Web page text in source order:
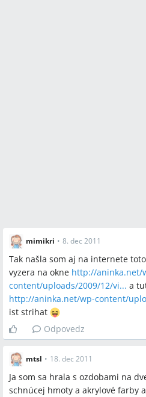
mimikri • 8. dec 2011
Tak našla som aj na internete
vyzera na okne http://aninka.net/
content/uploads/2009/12/vi... a
http://aninka.net/wp-content/
ist strihat
Odpovedz
mtsl • 18. dec 2011
Ja som sa hrala s ozdobami na
schnúcej hmoty a akrylové farby